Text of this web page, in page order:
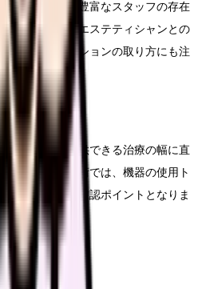
の面で、経験豊富なスタッフの存在
また、医師やエステティシャンとの
コミュニケーションの取り方にも注
入状況は、提供できる治療の幅に直
を使用する施術では、機器の使用ト
うかも重要な確認ポイントとなりま